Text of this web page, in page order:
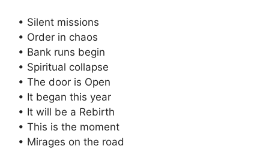
• Silent missions
• Order in chaos
• Bank runs begin
• Spiritual collapse
• The door is Open
• It began this year
• It will be a Rebirth
• This is the moment
• Mirages on the road